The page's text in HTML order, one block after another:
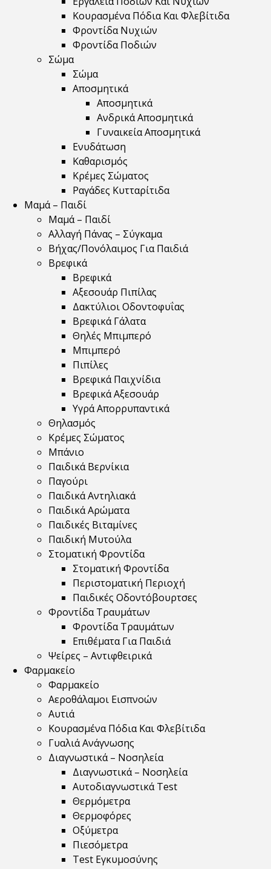
Κουρασμένα Πόδια Και Φλεβίτιδα
Φροντίδα Νυχιών
Φροντίδα Ποδιών
Σώμα
Σώμα
Αποσμητικά
Αποσμητικά
Ανδρικά Αποσμητικά
Γυναικεία Αποσμητικά
Ενυδάτωση
Καθαρισμός
Κρέμες Σώματος
Ραγάδες Κυτταρίτιδα
Μαμά – Παιδί
Μαμά – Παιδί
Αλλαγή Πάνας – Σύγκαμα
Βήχας/Πονόλαιμος Για Παιδιά
Βρεφικά
Βρεφικά
Αξεσουάρ Πιπίλας
Δακτύλιοι Οδοντοφυΐας
Βρεφικά Γάλατα
Θηλές Μπιμπερό
Μπιμπερό
Πιπίλες
Βρεφικά Παιχνίδια
Βρεφικά Αξεσουάρ
Υγρά Απορρυπαντικά
Θηλασμός
Κρέμες Σώματος
Μπάνιο
Παιδικά Βερνίκια
Παγούρι
Παιδικά Αντηλιακά
Παιδικά Αρώματα
Παιδικές Βιταμίνες
Παιδική Μυτούλα
Στοματική Φροντίδα
Στοματική Φροντίδα
Περιστοματική Περιοχή
Παιδικές Οδοντόβουρτσες
Φροντίδα Τραυμάτων
Φροντίδα Τραυμάτων
Επιθέματα Για Παιδιά
Ψείρες – Αντιφθειρικά
Φαρμακείο
Φαρμακείο
Αεροθάλαμοι Εισπνοών
Αυτιά
Κουρασμένα Πόδια Και Φλεβίτιδα
Γυαλιά Ανάγνωσης
Διαγνωστικά – Νοσηλεία
Διαγνωστικά – Νοσηλεία
Αυτοδιαγνωστικά Test
Θερμόμετρα
Θερμοφόρες
Οξύμετρα
Πιεσόμετρα
Test Εγκυμοσύνης